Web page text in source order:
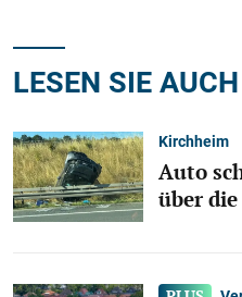
LESEN SIE AUCH
Kirchheim
Auto
über